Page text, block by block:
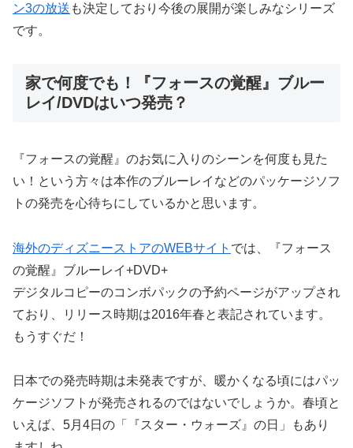
ン3の放送 も決定しており今後の展開が楽しみなシリーズ
です。
家で何度でも！『フォースの覚醒』ブルー
レイ/DVDはいつ発売？
『フォースの覚醒』のお気に入りのシーンを何度も見た
い！という方々は本作のブルーレイなどのパッケージソフ
トの発売を心待ちにしているかと思います。
海外のディズニーストアのWEBサイト では、『フォース
の覚醒』ブルーレイ+DVD+
デジタルコピーのコンボパックの予約ページがアップされ
ており、リリース時期は2016年春と表記されています。
もうすぐだ！
日本での発売時期は未発表ですが、暖かくなる頃にはパッ
ケージソフトが発売されるのではないでしょうか。春頃と
いえば、5月4日の「『スター・ウォーズ』の日」もあり